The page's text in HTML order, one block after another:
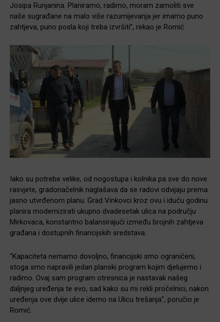
Josipa Runjanina. Planiramo, radimo, moram zamoliti sve
naše sugrađane na malo više razumijevanja jer imamo puno
zahtjeva, puno posla koji treba izvršiti”, rekao je Romić.
Iako su potrebe velike, od nogostupa i kolnika pa sve do nove
rasvjete, gradonačelnik naglašava da se radovi odvijaju prema
jasno utvrđenom planu. Grad Vinkovci kroz ovu i iduću godinu
planira modernizirati ukupno dvadesetak ulica na području
Mirkovaca, konstantno balansirajući između brojnih zahtjeva
građana i dostupnih financijskih sredstava.
“Kapaciteta nemamo dovoljno, financijski smo ograničeni,
stoga smo napravili jedan planski program kojim djelujemo i
radimo. Ovaj sam program otresnica je nastavak našeg
daljnjeg uređenja te evo, sad kako su mi rekli pročelnici, nakon
uređenja ove dvije ulice idemo na Ulicu trešanja”, poručio je
Romić.